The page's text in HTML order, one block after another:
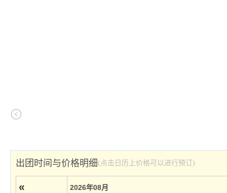
出团时间与价格明细(点击日历上价格可以进行预订)
« 2026年08月